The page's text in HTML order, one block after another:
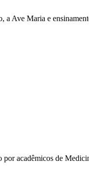
a Ave Maria e
acadêmicos de